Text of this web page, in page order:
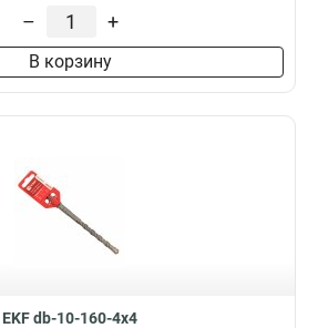
– +
В корзину
EKF db-10-160-4x4